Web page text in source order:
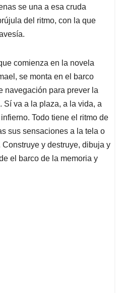
se una a esa cruda
del ritmo, con la que
comienza en la novela
se monta en el barco
navegación para prever la
Sí va a la plaza, a la vida, a
Todo tiene el ritmo de
sus sensaciones a la tela o
y destruye, dibuja y
el barco de la memoria y